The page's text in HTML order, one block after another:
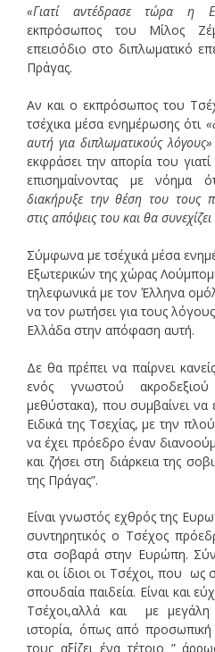
«Γιατί αντέδρασε τώρα η
εκπρόσωπος του Μίλος
επεισόδιο στο διπλωματικό
Πράγας.
Αν και ο εκπρόσωπος του
τσέχικα μέσα ενημέρωσης ότι
αυτή για διπλωματικούς λόγους»
εκφράσει την απορία του
επισημαίνοντας με νόημα
διακήρυξε την θέση του τους
στις απόψεις του και θα
Σύμφωνα με τσέχικά μέσα
Εξωτερικών της χώρας
τηλεφωνικά με τον Έλληνα
να τον ρωτήσει για τους
Ελλάδα στην απόφαση αυτή.
Δε θα πρέπει να παίρνει
ενός γνωστού
μεθύστακα), που συμβαίνει να
Ειδικά της Τσεχίας, με την
να έχει πρόεδρο έναν
και ζήσει στη διάρκεια της
της Πράγας”.
Είναι γνωστός εχθρός της
συντηρητικός ο Τσέχος
στα σοβαρά στην Ευρώπη.
και οι ίδιοι οι Τσέχοι, που
σπουδαία παιδεία. Είναι και
Τσέχοι,αλλά και με μεγάλη
ιστορία, όπως από προσωπική
τους αξίζει ένα τέτοιο ”